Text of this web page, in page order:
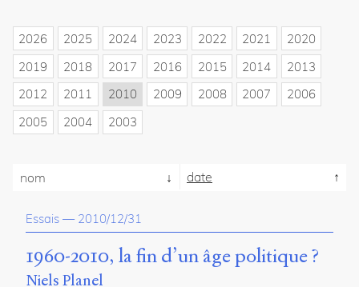
Université
de
Sherbrooke
Campus
de
Longueuil
12723
Charles-
Le
Moyne
Longueuil
2026 2025 2024 2023 2022 2021
2020
2019
2018 2017 2016 2015 2014
2013
2012
2011 2010 2009 2008 2007
2006
2005
2004 2003
nom date
Essais — 2010/12/31
1960-2010, la fin d’un âge politique ?
Niels Planel